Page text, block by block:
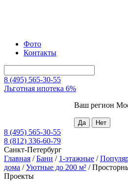
Фото
Контакты
8 (495) 565-30-55
Льготная ипотека 6%
Ваш регион
8 (495) 565-30-55
8 (812) 336-60-79
Санкт-Петербург
Главная /Бани / 1-этажные /
дома /Уютные до 200 м² /
Проекты